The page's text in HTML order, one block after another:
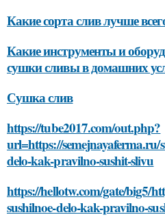
Какие сорта слив лучше
Какие инструменты и
сушки сливы в домашних
Сушка слив
https://tube2017.com/out.php?
url=https://semejnayaferma.ru/
delo-kak-pravilno-sushit-slivu
https://hellotw.com/gate/big5/
sushilnoe-delo-kak-pravilno-